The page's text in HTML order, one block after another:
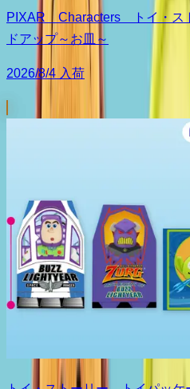
PIXAR Characters トイ・ス
ドアップ～お皿～
2026/8/4 入荷